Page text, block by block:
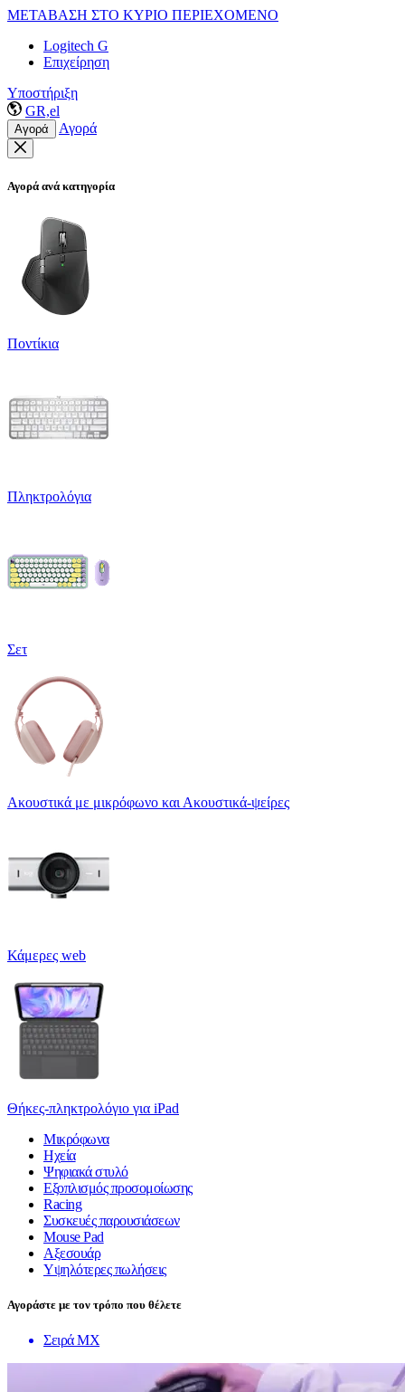
ΜΕΤΑΒΑΣΗ ΣΤΟ ΚΥΡΙΟ ΠΕΡΙΕΧΟΜΕΝΟ
Logitech G
Επιχείρηση
Υποστήριξη
GR,el
Αγορά Αγορά
Αγορά ανά κατηγορία
Ποντίκια
Πληκτρολόγια
Σετ
Ακουστικά με μικρόφωνο και Ακουστικά-ψείρες
Κάμερες web
Θήκες-πληκτρολόγιο για iPad
Μικρόφωνα
Ηχεία
Ψηφιακά στυλό
Εξοπλισμός προσομοίωσης
Racing
Συσκευές παρουσιάσεων
Mouse Pad
Αξεσουάρ
Υψηλότερες πωλήσεις
Αγοράστε με τον τρόπο που θέλετε
Σειρά MX